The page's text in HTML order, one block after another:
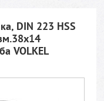
DIN 223 HSS
VOLKEL